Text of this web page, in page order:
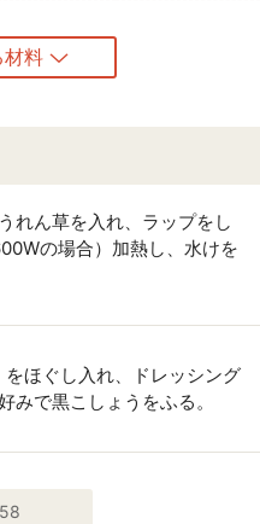
材料
れん草を入れ、ラップをし
の場合）加熱し、水けを
をほぐし入れ、ドレッシング
みで黒こしょうをふる。